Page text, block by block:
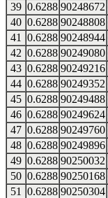
39 0.6288 90248672
40 0.6288 90248808
41
0.6288 90248944
42 0.6288 90249080
43 0.6288 90249216
44 0.6288 90249352
45 0.6288 90249488
46 0.6288 90249624
47 0.6288 90249760
48 0.6288 90249896
49 0.6288 90250032
50 0.6288 90250168
51
0.6288 90250304